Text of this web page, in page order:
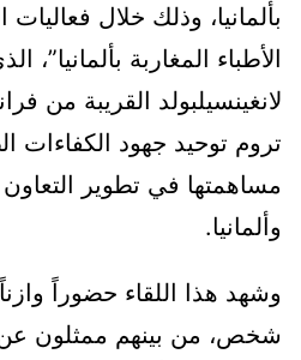
بألمانيا، وذلك خلال فعاليات
الأطباء المغاربة بألمانيا”،
لانغينسيلبولد القريبة من
تروم توحيد جهود الكفاءات
مساهمتها في تطوير
وألمانيا.
شخص، من بينهم ممثلون